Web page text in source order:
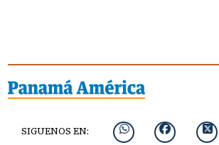
SIGUENOS EN: